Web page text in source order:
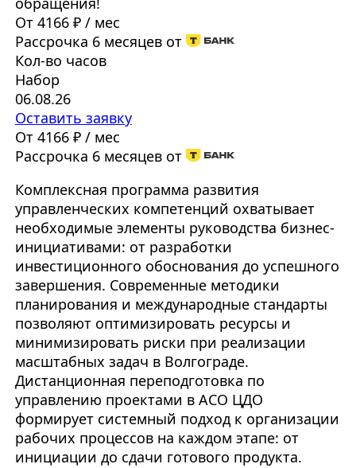
От 4166 ₽ / мес
Рассрочка 6 месяцев от
Кол-во часов
Набор
06.08.26
Оставить заявку
От 4166 ₽ / мес
Рассрочка 6 месяцев от
Комплексная программа развития
управленческих компетенций охватывает
необходимые элементы руководства бизнес-
инициативами: от разработки
инвестиционного обоснования до успешного
завершения. Современные методики
планирования и международные стандарты
позволяют оптимизировать ресурсы и
минимизировать риски при реализации
масштабных задач в Волгограде.
Дистанционная переподготовка по
управлению проектами в АСО ЦДО
формирует системный подход к организации
рабочих процессов на каждом этапе: от
инициации до сдачи готового продукта.